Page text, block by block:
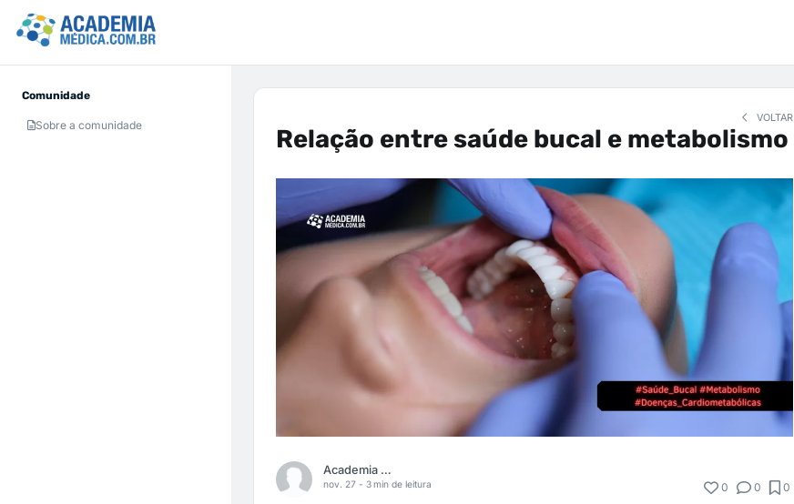
Comunidade
Sobre a comunidade
VOLTAR
Relação entre saúde bucal e metabolismo
Academia Médica
nov. 27 - 3 min de leitura 0 0 0